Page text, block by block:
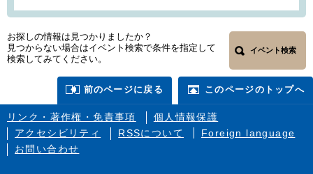
お探しの情報は見つかりましたか？
見つからない場合はイベント検索で条件を指定して
検索してみてください。
イベント検索
前のページに戻る このページのトップへ
リンク・著作権・免責事項
個人情報保護
アクセシビリティ
RSSについて
Foreign language
お問い合わせ